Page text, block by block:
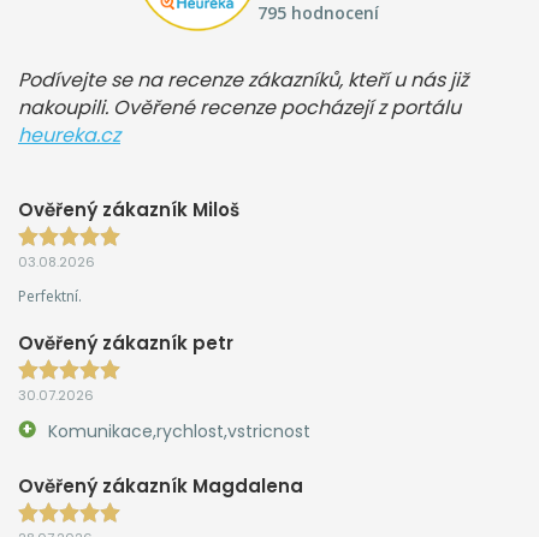
795 hodnocení
Podívejte se na recenze zákazníků, kteří u nás již
nakoupili. Ověřené recenze pocházejí z portálu
heureka.cz
Ověřený zákazník Miloš
03.08.2026
Perfektní.
Ověřený zákazník petr
30.07.2026
Komunikace,rychlost,vstricnost
Ověřený zákazník Magdalena